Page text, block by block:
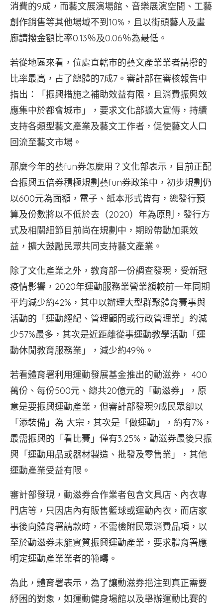
消費的9成，而藝文展演場館、音樂展演空間、工藝
創作銷售等其他場域不到10%，且以街頭藝人及畫
廊請撥金額比率0.13％及0.06％為最低。
若從地區來看，位處直轄市的藝文產業業者請撥的
比率最高，占了總體的7成7。審計部在審核報告中
指出：「振興措施之補助效益有限，且消費振興效
應集中於都會城市」，要求文化部擴大宣傳，持續
支持各類型藝文產業及藝文工作者，促使藝文人口
回流至藝文市場。
那麼今年的藝fun券怎麼用？文化部表示，目前正配
合振興五倍券積極規劃藝fun券政策中，初步規劃仍
以600元為面額，電子、紙本形式皆有，總發行預
算及份數將以不低於去（2020）年為原則，發行方
式及相關細節目前尚在規劃中，期盼帶動加乘效
益，擴大鼓勵民眾共同支持藝文產業。
除了文化產業之外，教育部一份調查發現，受新冠
疫情影響，2020年運動服務業營業額較前一年同期
平均減少約42%，其中以辦理大型群聚體育賽事與
活動的「運動經紀、管理顧問或行政管理業」約減
少57%最多，其次是近距離從事運動教學活動「運
動休閒教育服務業」，減少約49％。
若看體育署利用運動發展基金推出的動滋券， 400
萬份、每份500元、總共20億元的「動滋券」，原
意是要振興運動產業，但審計部發現9成民眾卻以
「添裝備」為 大宗，其次是「做運動」，約有7%，
最需振興的「看比賽」僅有3.25%，動滋券最後只振
興「運動用品或器材製造、批發及零售業」，其他
運動產業受益有限。
審計部發現，動滋券合作業者包含文具店、內衣專
門店等，只因店內有販售籃球或運動內衣，而店家
事後向體育署請款時，不需檢附民眾消費品項，以
至於動滋券未能實質振興運動產業，要求體育署應
明定運動產業業者的範疇。
為此，體育署表示，為了讓動滋券挹注到真正需要
紓困的對象，如運動健身場館以及舉辦運動比賽的